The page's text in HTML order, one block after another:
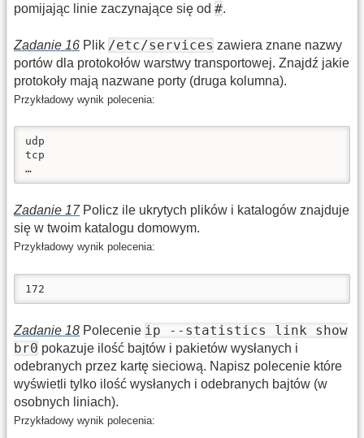
pomijając linie zaczynające się od #.
Zadanie 16 Plik /etc/services zawiera znane nazwy
portów dla protokołów warstwy transportowej. Znajdź jakie
protokoły mają nazwane porty (druga kolumna).
Przykładowy wynik polecenia:
udp
tcp
…
Zadanie 17Policz ile ukrytych plików i katalogów znajduje
się w twoim katalogu domowym.
Przykładowy wynik polecenia:
172
Zadanie 18 Polecenie ip --statistics link show
br0 pokazuje ilość bajtów i pakietów wysłanych i
odebranych przez kartę sieciową. Napisz polecenie które
wyświetli tylko ilość wysłanych i odebranych bajtów (w
osobnych liniach).
Przykładowy wynik polecenia: